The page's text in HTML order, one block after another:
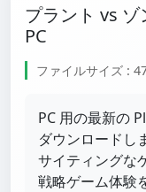
プラント vs ゾ
PC
ファイルサイズ :
PC 用の最新の
ダウンロードし
サイティングな
戦略ゲーム体験